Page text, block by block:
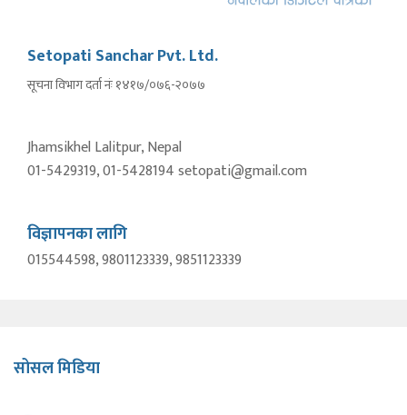
Setopati Sanchar Pvt. Ltd.
सूचना विभाग दर्ता नंः १४१७/०७६-२०७७
Jhamsikhel Lalitpur, Nepal
01-5429319, 01-5428194 setopati@gmail.com
विज्ञापनका लागि
015544598, 9801123339, 9851123339
सोसल मिडिया